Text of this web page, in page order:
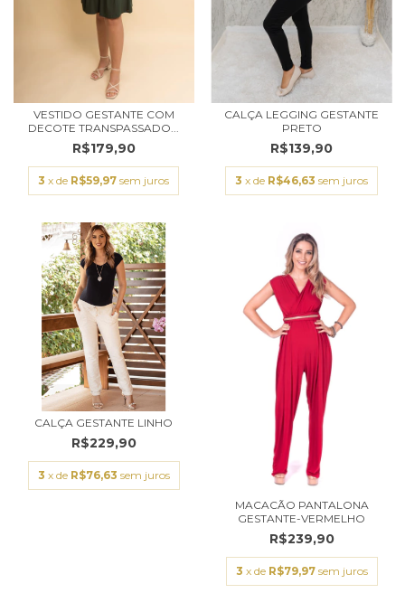
VESTIDO GESTANTE COM
DECOTE TRANSPASSADO...
R$179,90
3 x de R$59,97 sem juros
CALÇA LEGGING GESTANTE
PRETO
R$139,90
3 x de R$46,63 sem juros
CALÇA GESTANTE LINHO
R$229,90
3 x de R$76,63 sem juros
MACACÃO PANTALONA
GESTANTE-VERMELHO
R$239,90
3 x de R$79,97 sem juros